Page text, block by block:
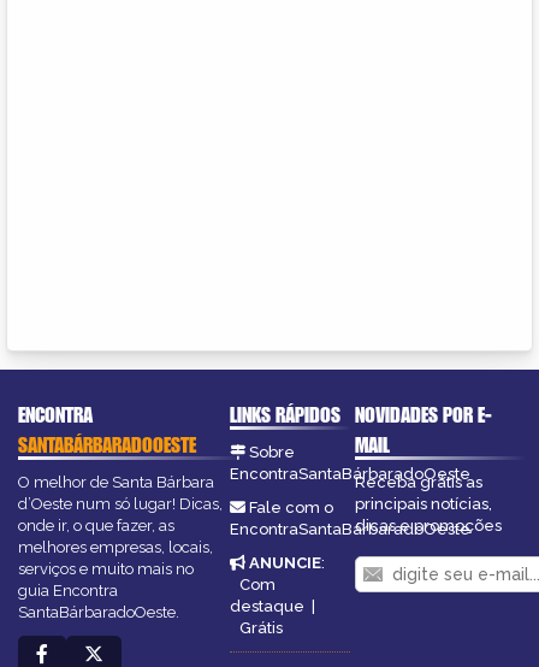
ENCONTRA
SANTABÁRBARADOOESTE
O melhor de Santa Bárbara
d’Oeste num só lugar! Dicas,
onde ir, o que fazer, as
melhores empresas, locais,
serviços e muito mais no
guia Encontra
SantaBárbaradoOeste.
LINKS RÁPIDOS
Sobre
EncontraSantaBárbaradoOeste
Fale com o
EncontraSantaBárbaradoOeste
ANUNCIE:
Com
destaque |
Grátis
NOVIDADES POR E-
MAIL
Receba grátis as
principais notícias,
dicas e promoções